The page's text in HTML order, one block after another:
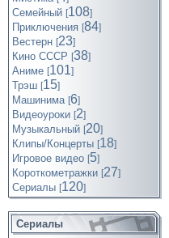
Семейный [108]
Приключения [84]
Вестерн [23]
Кино СССР [38]
Аниме [101]
Трэш [15]
Машинима [6]
Видеоуроки [2]
Музыкальный [20]
Клипы/Концерты [18]
Игровое видео [5]
Короткометражки [27]
Cериалы [120]
Сериалы